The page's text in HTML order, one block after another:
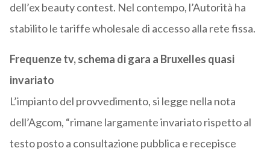
dell’ex beauty contest. Nel contempo, l’Autorità ha
stabilito le tariffe wholesale di accesso alla rete fissa.
Frequenze tv, schema di gara a Bruxelles quasi
invariato
L’impianto del provvedimento, si legge nella nota
dell’Agcom, “rimane largamente invariato rispetto al
testo posto a consultazione pubblica e recepisce